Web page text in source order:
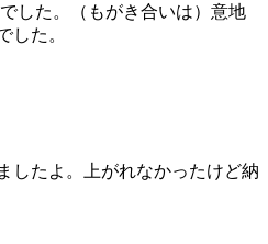
した。（もがき合いは）意地
した。
したよ。上がれなかったけど納